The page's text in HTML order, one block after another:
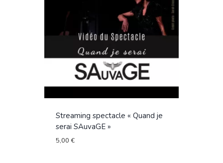
Streaming spectacle « Quand je
serai SAuvaGE »
5,00€